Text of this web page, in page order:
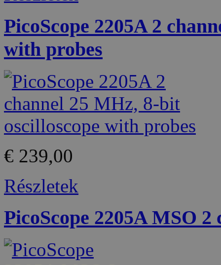
PicoScope 2205A 2
with probes
€ 239,00
Részletek
PicoScope 2205A MSO